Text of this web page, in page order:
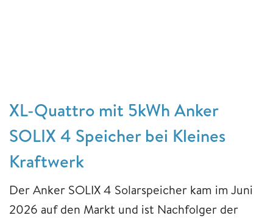
XL-Quattro mit 5kWh Anker
SOLIX 4 Speicher bei Kleines
Kraftwerk
Der Anker SOLIX 4 Solarspeicher kam im Juni
2026 auf den Markt und ist Nachfolger der